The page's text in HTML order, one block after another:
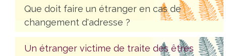
Que doit faire un étranger en cas de
changement d'adresse ?
Un étranger victime de traite des êtres